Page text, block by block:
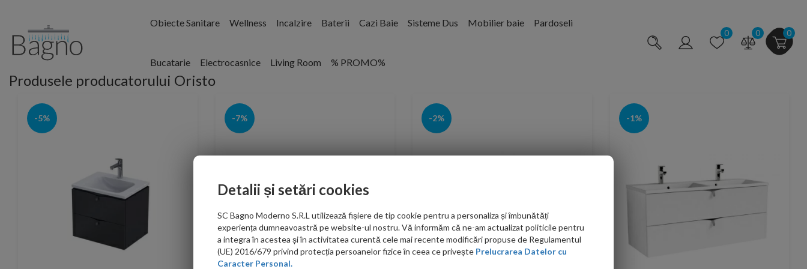
Obiecte Sanitare Wellness Incalzire Baterii Cazi Baie Sisteme Dus Mobilier baie Pardoseli
Bucatarie Electrocasnice Living Room % PROMO%
0 0 0
Produsele producatorului Oristo
-5% -7% -2% -1%
Detalii și setări cookies
SC Bagno Moderno S.R.L utilizează fișiere de tip cookie pentru a personaliza și îmbunătăți
experiența dumneavoastră pe website-ul nostru. Vă informăm că ne-am actualizat politicile pentru
a integra în acestea și în activitatea curentă cele mai recente modificări propuse de Regulamentul
(UE) 2016/679 privind protecția persoanelor fizice în ceea ce privește Prelucrarea Datelor cu
Caracter Personal.